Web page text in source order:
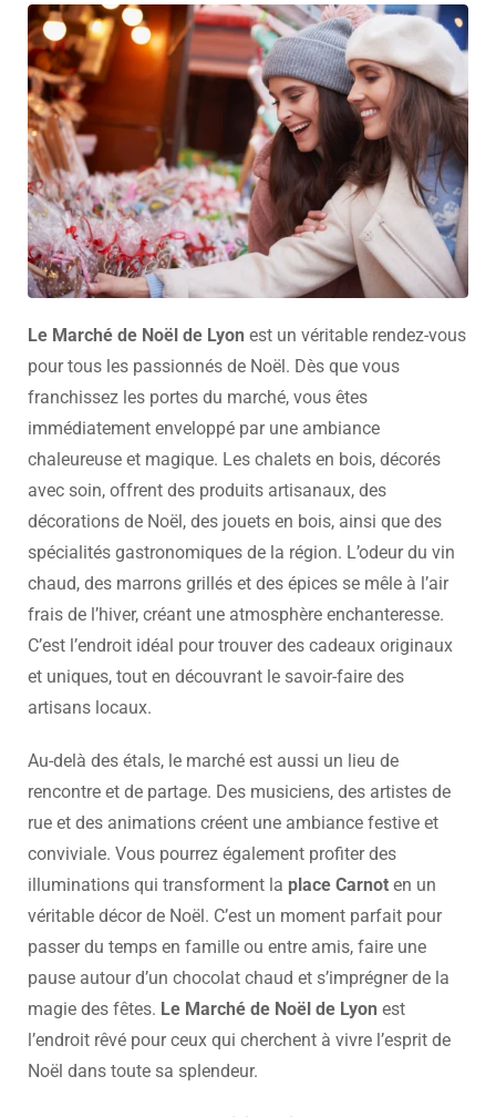
Le Marché de Noël de Lyon est un véritable rendez-vous
pour tous les passionnés de Noël. Dès que vous
franchissez les portes du marché, vous êtes
immédiatement enveloppé par une ambiance
chaleureuse et magique. Les chalets en bois, décorés
avec soin, offrent des produits artisanaux, des
décorations de Noël, des jouets en bois, ainsi que des
spécialités gastronomiques de la région. L’odeur du vin
chaud, des marrons grillés et des épices se mêle à l’air
frais de l’hiver, créant une atmosphère enchanteresse.
C’est l’endroit idéal pour trouver des cadeaux originaux
et uniques, tout en découvrant le savoir-faire des
artisans locaux.
Au-delà des étals, le marché est aussi un lieu de
rencontre et de partage. Des musiciens, des artistes de
rue et des animations créent une ambiance festive et
conviviale. Vous pourrez également profiter des
illuminations qui transforment la place Carnot en un
véritable décor de Noël. C’est un moment parfait pour
passer du temps en famille ou entre amis, faire une
pause autour d’un chocolat chaud et s’imprégner de la
magie des fêtes. Le Marché de Noël de Lyon est
l’endroit rêvé pour ceux qui cherchent à vivre l’esprit de
Noël dans toute sa splendeur.